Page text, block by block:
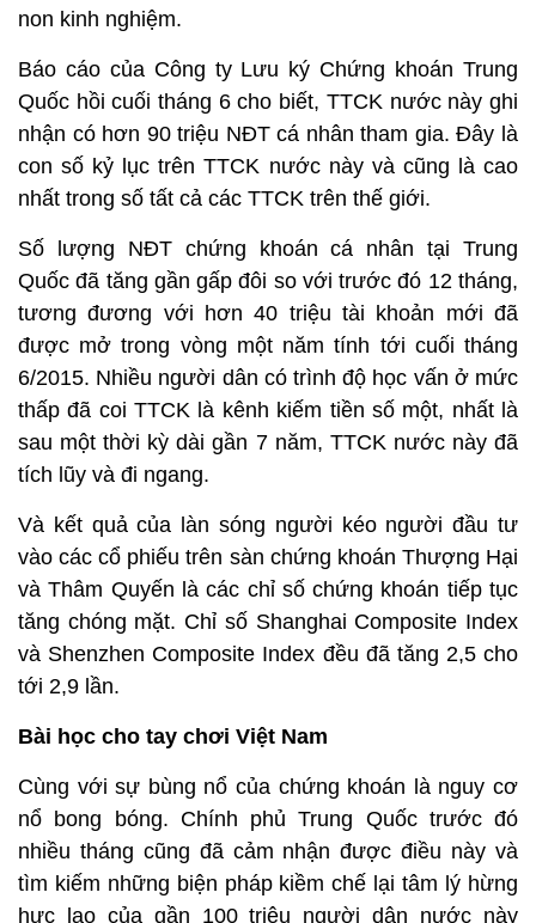
non kinh nghiệm.
Báo cáo của Công ty Lưu ký Chứng khoán Trung
Quốc hồi cuối tháng 6 cho biết, TTCK nước này ghi
nhận có hơn 90 triệu NĐT cá nhân tham gia. Đây là
con số kỷ lục trên TTCK nước này và cũng là cao
nhất trong số tất cả các TTCK trên thế giới.
Số lượng NĐT chứng khoán cá nhân tại Trung
Quốc đã tăng gần gấp đôi so với trước đó 12 tháng,
tương đương với hơn 40 triệu tài khoản mới đã
được mở trong vòng một năm tính tới cuối tháng
6/2015. Nhiều người dân có trình độ học vấn ở mức
thấp đã coi TTCK là kênh kiếm tiền số một, nhất là
sau một thời kỳ dài gần 7 năm, TTCK nước này đã
tích lũy và đi ngang.
Và kết quả của làn sóng người kéo người đầu tư
vào các cổ phiếu trên sàn chứng khoán Thượng Hại
và Thâm Quyến là các chỉ số chứng khoán tiếp tục
tăng chóng mặt. Chỉ số Shanghai Composite Index
và Shenzhen Composite Index đều đã tăng 2,5 cho
tới 2,9 lần.
Bài học cho tay chơi Việt Nam
Cùng với sự bùng nổ của chứng khoán là nguy cơ
nổ bong bóng. Chính phủ Trung Quốc trước đó
nhiều tháng cũng đã cảm nhận được điều này và
tìm kiếm những biện pháp kiềm chế lại tâm lý hừng
hực lao của gần 100 triệu người dân nước này